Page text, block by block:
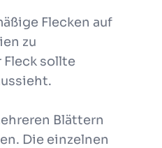
Flecken auf
zu
sollte
Blättern
Die einzelnen